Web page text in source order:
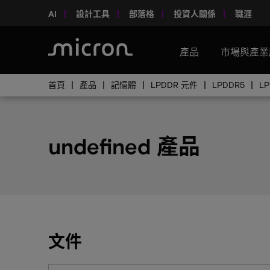
AI 設計工具 部落格 投資人關係 職涯
產品 市場與產
首頁 產品 記憶體 LPDDR 元件 LPDDR5
undefined 產品
文件